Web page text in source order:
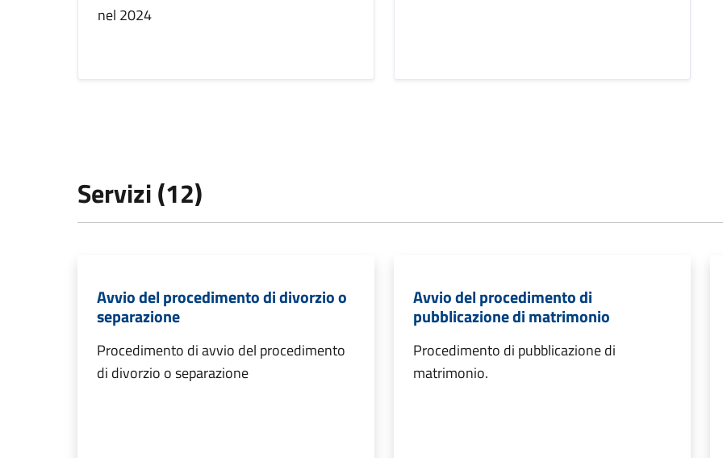
nel 2024
Servizi (12)
Avvio del procedimento di divorzio o
separazione
Procedimento di avvio del procedimento
di divorzio o separazione
Avvio del procedimento di
pubblicazione di matrimonio
Procedimento di pubblicazione di
matrimonio.